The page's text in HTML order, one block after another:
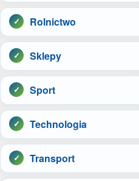
Rolnictwo
Sklepy
Sport
Technologia
Transport